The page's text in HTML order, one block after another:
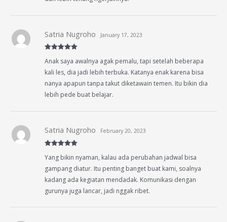
of 5
Satria Nugroho January 17, 2023
Anak saya awalnya agak pemalu, tapi setelah beberapa
kali les, dia jadi lebih terbuka. Katanya enak karena bisa
nanya apapun tanpa takut diketawain temen. Itu bikin dia
lebih pede buat belajar.
of 5
Satria Nugroho February 20, 2023
Yang bikin nyaman, kalau ada perubahan jadwal bisa
gampang diatur. Itu penting banget buat kami, soalnya
kadang ada kegiatan mendadak. Komunikasi dengan
gurunya juga lancar, jadi nggak ribet.